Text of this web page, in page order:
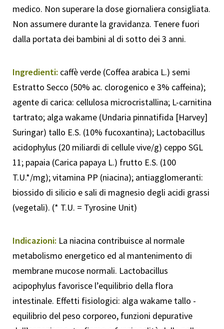
medico. Non superare la dose giornaliera consigliata.
Non assumere durante la gravidanza. Tenere fuori
dalla portata dei bambini al di sotto dei 3 anni.
Ingredienti: caffè verde (Coffea arabica L.) semi
Estratto Secco (50% ac. clorogenico e 3% caffeina);
agente di carica: cellulosa microcristallina; L-carnitina
tartrato; alga wakame (Undaria pinnatifida [Harvey]
Suringar) tallo E.S. (10% fucoxantina); Lactobacillus
acidophylus (20 miliardi di cellule vive/g) ceppo SGL
11; papaia (Carica papaya L.) frutto E.S. (100
T.U.*/mg); vitamina PP (niacina); antiagglomeranti:
biossido di silicio e sali di magnesio degli acidi grassi
(vegetali). (* T.U. = Tyrosine Unit)
Indicazioni: La niacina contribuisce al normale
metabolismo energetico ed al mantenimento di
membrane mucose normali. Lactobacillus
acipophylus favorisce l’equilibrio della flora
intestinale. Effetti fisiologici: alga wakame tallo -
equilibrio del peso corporeo, funzioni depurative